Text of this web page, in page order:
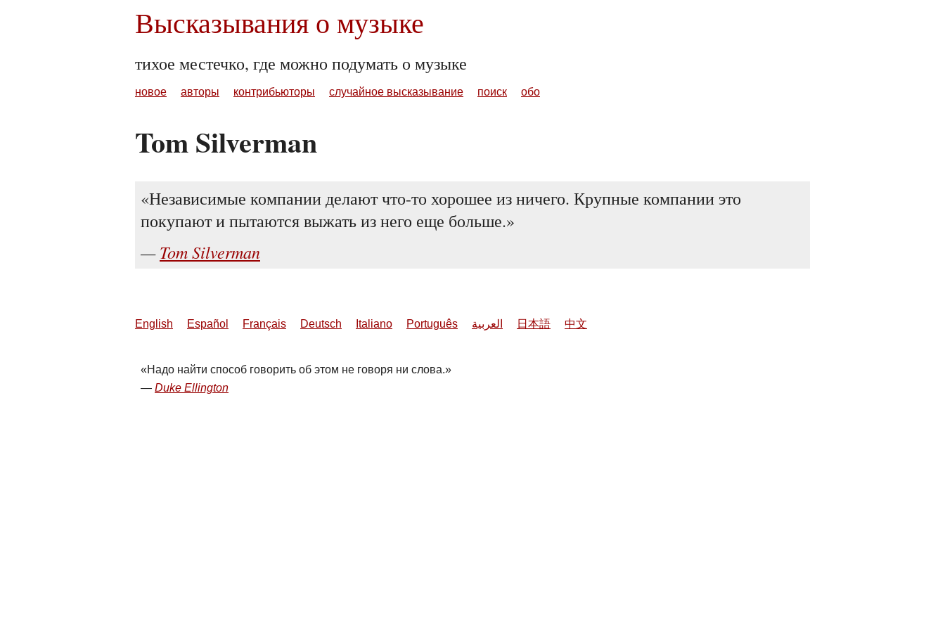
Высказывания о музыке
тихое местечко, где можно подумать о музыке
новое авторы контрибьюторы случайное высказывание поиск обо
Tom Silverman
Независимые компании делают что-то хорошее из ничего. Крупные компании это
покупают и пытаются выжать из него еще больше.
Tom Silverman
English Español Français Deutsch Italiano Português العربية 日本語 中文
Надо найти способ говорить об этом не говоря ни слова.
Duke Ellington